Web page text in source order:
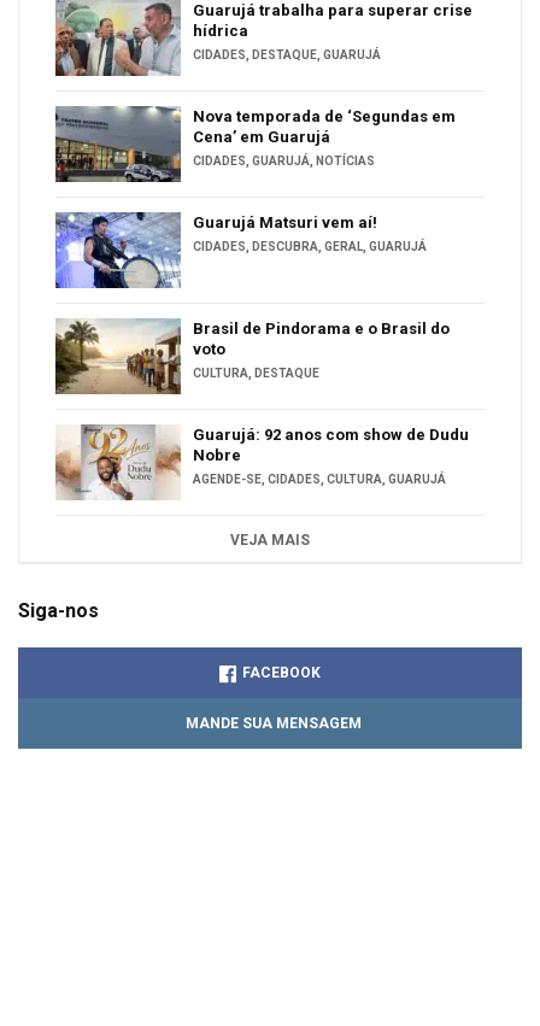
Guarujá trabalha para superar crise
hídrica
CIDADES DESTAQUE GUARUJÁ
Nova temporada de ‘Segundas em
Cena’ em Guarujá
CIDADES GUARUJÁ NOTÍCIAS
Guarujá Matsuri vem aí!
CIDADES DESCUBRA GERAL GUARUJÁ
Brasil de Pindorama e o Brasil do
voto
CULTURA DESTAQUE
Guarujá: 92 anos com show de Dudu
Nobre
AGENDE-SE CIDADES CULTURA GUARUJÁ
VEJA MAIS
Siga-nos
FACEBOOK
MANDE SUA MENSAGEM